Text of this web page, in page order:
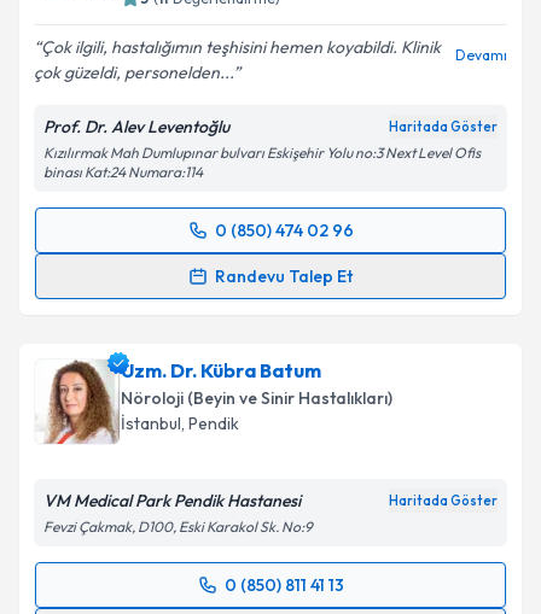
Kişisel verilerimin işlenmesine ilişkin
kapsamda işlenmesini kabul ediyorum.
Takvim Talebini Gönder
Çok ilgili, hastalığımın teşhisini hemen koyabildi. Klinik
çok güzeldi, personelden...
Devamı
Prof. Dr. Alev Leventoğlu Haritada Göster
Kızılırmak Mah Dumlupınar bulvarı Eskişehir Yolu no:3 Next Level Ofis
binası Kat:24 Numara:114
0 (850) 474 02 96
Randevu Talep Et
Randevu Takvimi Talebi
takvim hazırlandığında e-posta ile bilgilendireceğiz.
E-posta Adresiniz
Kişisel verilerimin işlenmesine ilişkin
Metni'ni okudum ve kişisel verilerimin belirtilen
kapsamda işlenmesini kabul ediyorum.
Uzm. Dr. Kübra Batum
Nöroloji (Beyin ve Sinir Hastalıkları)
İstanbul, Pendik
VM Medical Park Pendik Hastanesi Haritada Göster
Fevzi Çakmak, D100, Eski Karakol Sk. No:9
0 (850) 811 41 13
Randevu Takvimi Talebi